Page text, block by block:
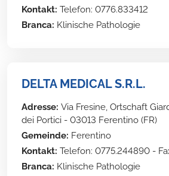
Kontakt: Telefon: 0776.833412
Branca: Klinische Pathologie
DELTA MEDICAL S.R.L.
Adresse: Via Fresine, Ortschaft
dei Portici - 03013 Ferentino (FR)
Gemeinde: Ferentino
Kontakt: Telefon: 0775.244890 -
Branca: Klinische Pathologie